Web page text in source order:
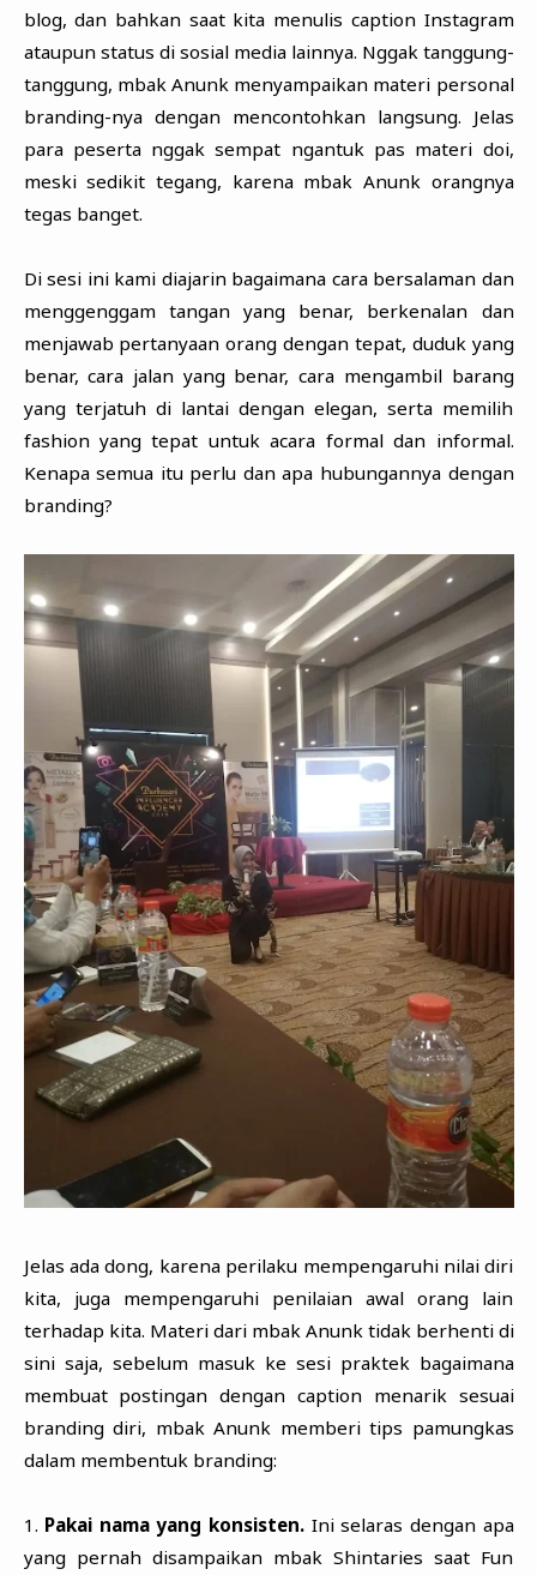
blog, dan bahkan saat kita menulis caption Instagram
ataupun status di sosial media lainnya. Nggak tanggung-
tanggung, mbak Anunk menyampaikan materi personal
branding-nya dengan mencontohkan langsung. Jelas
para peserta nggak sempat ngantuk pas materi doi,
meski sedikit tegang, karena mbak Anunk orangnya
tegas banget.
Di sesi ini kami diajarin bagaimana cara bersalaman dan
menggenggam tangan yang benar, berkenalan dan
menjawab pertanyaan orang dengan tepat, duduk yang
benar, cara jalan yang benar, cara mengambil barang
yang terjatuh di lantai dengan elegan, serta memilih
fashion yang tepat untuk acara formal dan informal.
Kenapa semua itu perlu dan apa hubungannya dengan
branding?
Jelas ada dong, karena perilaku mempengaruhi nilai diri
kita, juga mempengaruhi penilaian awal orang lain
terhadap kita. Materi dari mbak Anunk tidak berhenti di
sini saja, sebelum masuk ke sesi praktek bagaimana
membuat postingan dengan caption menarik sesuai
branding diri, mbak Anunk memberi tips pamungkas
dalam membentuk branding:
1. Pakai nama yang konsisten. Ini selaras dengan apa
yang pernah disampaikan mbak Shintaries saat Fun